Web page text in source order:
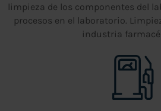
limpieza de los componentes del
procesos en el laboratorio.
industria